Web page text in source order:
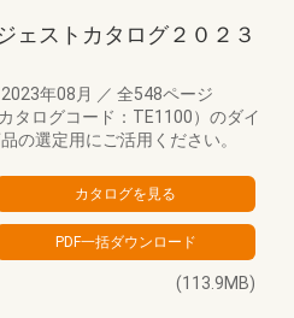
ェストカタログ２０２３
2023年08月 ／ 全548ページ
タログコード：TE1100）のダイ
の選定用にご活用ください。
(113.9MB)